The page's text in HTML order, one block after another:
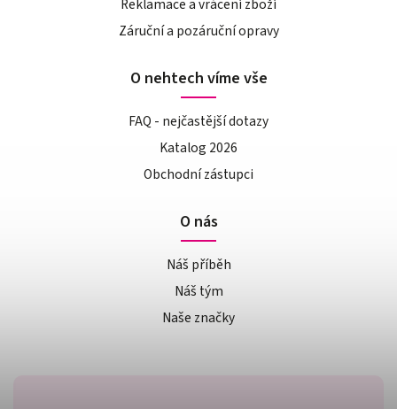
Reklamace a vrácení zboží
Záruční a pozáruční opravy
O nehtech víme vše
FAQ - nejčastější dotazy
Katalog 2026
Obchodní zástupci
O nás
Náš příběh
Náš tým
Naše značky